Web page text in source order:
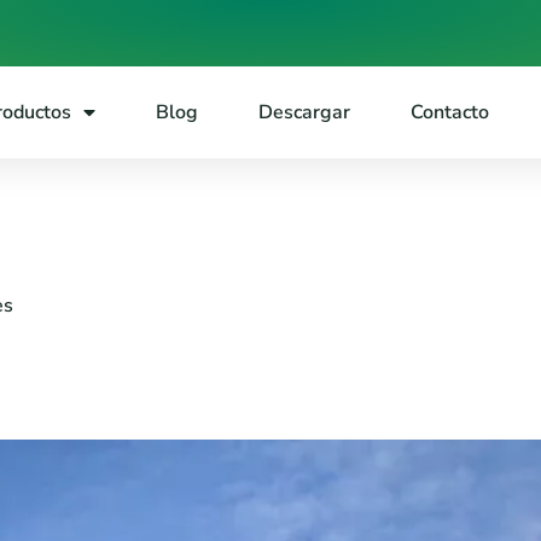
Blog Descargar Contacto